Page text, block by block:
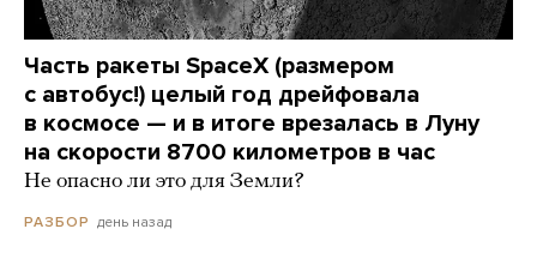
Часть ракеты SpaceX (размером
с автобус!) целый год дрейфовала
в космосе — и в итоге врезалась в Луну
на скорости 8700 километров в час
Не опасно ли это для Земли?
РАЗБОР день назад